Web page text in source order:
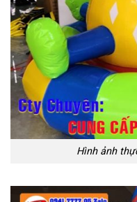
Hình ảnh